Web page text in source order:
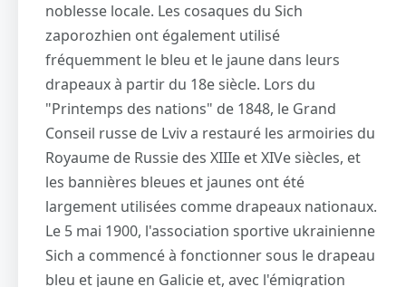
noblesse locale. Les cosaques du Sich
zaporozhien ont également utilisé
fréquemment le bleu et le jaune dans leurs
drapeaux à partir du 18e siècle. Lors du
"Printemps des nations" de 1848, le Grand
Conseil russe de Lviv a restauré les armoiries du
Royaume de Russie des XIIIe et XIVe siècles, et
les bannières bleues et jaunes ont été
largement utilisées comme drapeaux nationaux.
Le 5 mai 1900, l'association sportive ukrainienne
Sich a commencé à fonctionner sous le drapeau
bleu et jaune en Galicie et, avec l'émigration